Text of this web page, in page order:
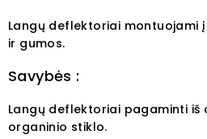
Langų deflektoriai montuojami
ir gumos.
Savybės :
Langų deflektoriai pagaminti iš
organinio stiklo.